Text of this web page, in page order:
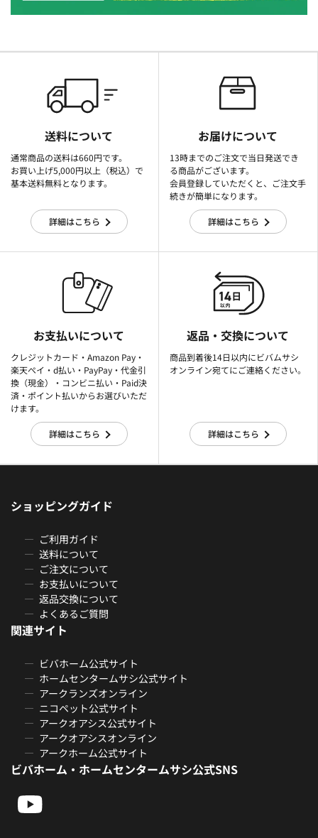
送料について
通常商品の送料は660円です。
お買い上げ5,000円以上（税込）で
基本送料無料となります。
詳細はこちら
お届けについて
13時までのご注文で当日発送でき
る商品がございます。
会員登録していただくと、ご注文手
続きが簡単になります。
詳細はこちら
お支払いについて
クレジットカード・Amazon Pay・
楽天ぺイ・d払い・PayPay・代金引
換（現金）・コンビニ払い・Paid決
済・ポイント払いからお選びいただ
けます。
詳細はこちら
返品・交換について
商品到着後14日以内にビバムサシ
オンライン宛てにご連絡ください。
詳細はこちら
ショッピングガイド
ご利用ガイド
送料について
ご注文について
お支払いについて
返品交換について
よくあるご質問
関連サイト
ビバホーム公式サイト
ホームセンタームサシ公式サイト
アークランズオンライン
ニコペット公式サイト
アークオアシス公式サイト
アークオアシスオンライン
アークホーム公式サイト
ビバホーム・ホームセンタームサシ公式SNS